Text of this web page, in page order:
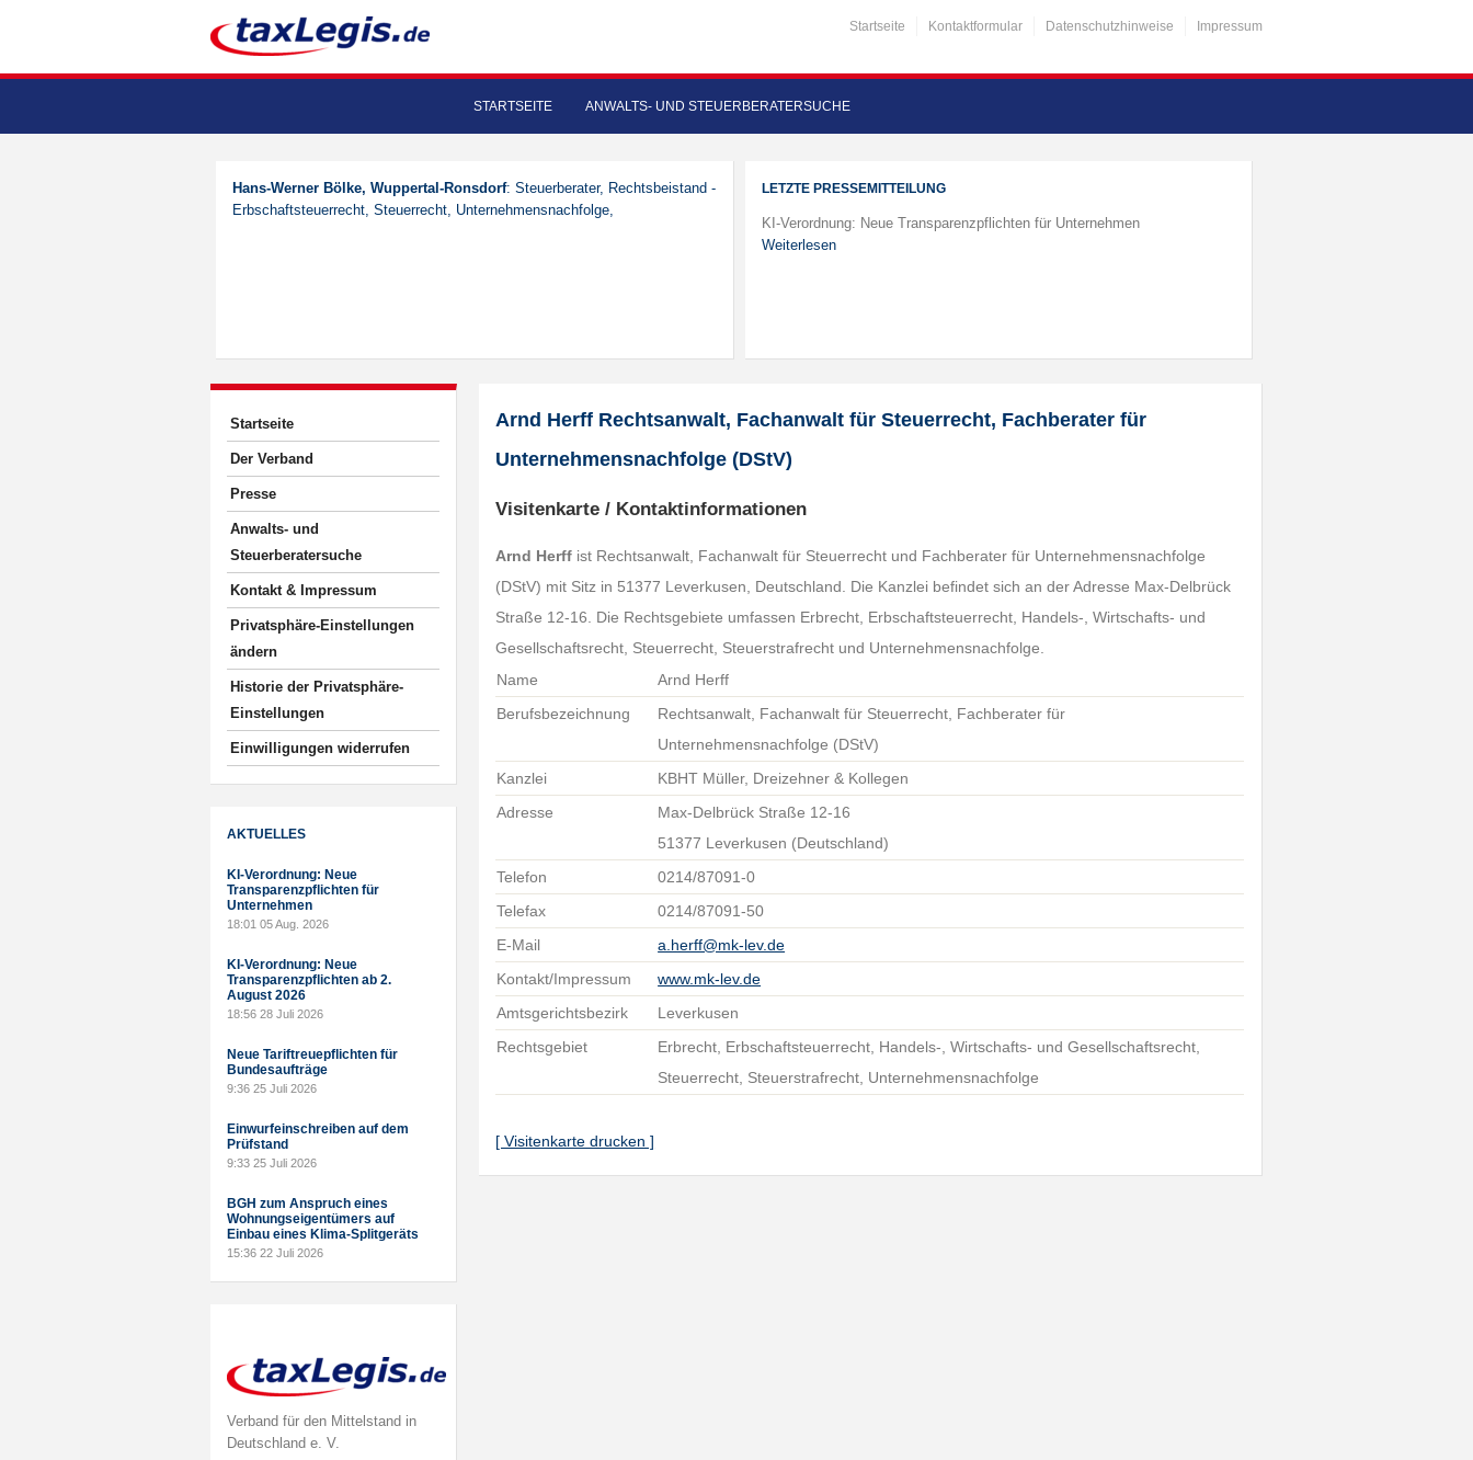
Startseite Kontaktformular Datenschutzhinweise Impressum
STARTSEITE ANWALTS- UND STEUERBERATERSUCHE
Hans-Werner Bölke, Wuppertal-Ronsdorf: Steuerberater, Rechtsbeistand -
Erbschaftsteuerrecht, Steuerrecht, Unternehmensnachfolge,
LETZTE PRESSEMITTEILUNG
KI-Verordnung: Neue Transparenzpflichten für Unternehmen
Weiterlesen
Startseite
Der Verband
Presse
Anwalts- und
Steuerberatersuche
Kontakt & Impressum
Privatsphäre-Einstellungen
ändern
Historie der Privatsphäre-
Einstellungen
Einwilligungen widerrufen
AKTUELLES
KI-Verordnung: Neue
Transparenzpflichten für
Unternehmen
18:01 05 Aug. 2026
KI-Verordnung: Neue
Transparenzpflichten ab 2.
August 2026
18:56 28 Juli 2026
Neue Tariftreuepflichten für
Bundesaufträge
9:36 25 Juli 2026
Einwurfeinschreiben auf dem
Prüfstand
9:33 25 Juli 2026
BGH zum Anspruch eines
Wohnungseigentümers auf
Einbau eines Klima-Splitgeräts
15:36 22 Juli 2026
Verband für den Mittelstand in
Deutschland e. V.
Arnd Herff Rechtsanwalt, Fachanwalt für Steuerrecht, Fachberater für
Unternehmensnachfolge (DStV)
Visitenkarte / Kontaktinformationen
Arnd Herff ist Rechtsanwalt, Fachanwalt für Steuerrecht und Fachberater für Unternehmensnachfolge
(DStV) mit Sitz in 51377 Leverkusen, Deutschland. Die Kanzlei befindet sich an der Adresse Max-Delbrück
Straße 12-16. Die Rechtsgebiete umfassen Erbrecht, Erbschaftsteuerrecht, Handels-, Wirtschafts- und
Gesellschaftsrecht, Steuerrecht, Steuerstrafrecht und Unternehmensnachfolge.
Name
Arnd Herff
Berufsbezeichnung
Rechtsanwalt, Fachanwalt für Steuerrecht, Fachberater für
Unternehmensnachfolge (DStV)
Kanzlei
KBHT Müller, Dreizehner & Kollegen
Adresse
Max-Delbrück Straße 12-16
51377 Leverkusen (Deutschland)
Telefon
0214/87091-0
Telefax
0214/87091-50
E-Mail
a.herff@mk-lev.de
Kontakt/Impressum
www.mk-lev.de
Amtsgerichtsbezirk
Leverkusen
Rechtsgebiet
Erbrecht, Erbschaftsteuerrecht, Handels-, Wirtschafts- und Gesellschaftsrecht,
Steuerrecht, Steuerstrafrecht, Unternehmensnachfolge
[ Visitenkarte drucken ]